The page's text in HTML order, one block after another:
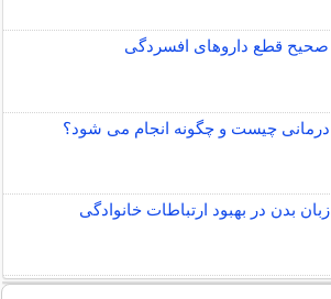
قطع داروهای افسردگی
چیست و چگونه انجام می شود؟
بدن در بهبود ارتباطات خانوادگی